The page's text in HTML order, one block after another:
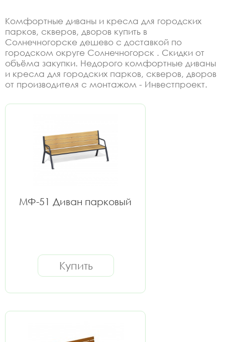
Комфортные диваны и кресла для городских
парков, скверов, дворов купить в
Солнечногорске дешево с доставкой по
городском округе Солнечногорск . Скидки от
объёма закупки. Недорого комфортные диваны
и кресла для городских парков, скверов, дворов
от производителя с монтажом - Инвестпроект.
МФ-51 Диван парковый
Купить